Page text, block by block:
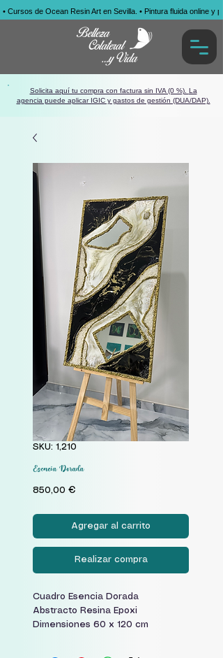
• Cursos de Ocean Resin Art en Sevilla. • Pintura fluida online
Solicita aquí tu compra con factura sin IVA (0 %). La
agencia puede aplicar IGIC y gastos de gestión (DUA/DAP).
SKU: 1,210
Esencia Dorada
850,00 €
Agregar al carrito
Realizar compra
Cuadro Esencia Dorada
Abstracto Resina Epoxi
Dimensiones 60 x 120 cm